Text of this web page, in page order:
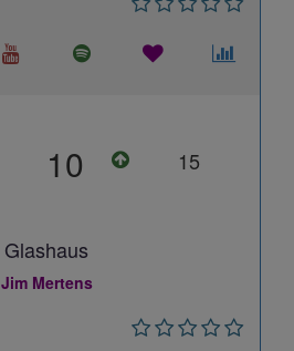
10 15
Glashaus
Jim Mertens